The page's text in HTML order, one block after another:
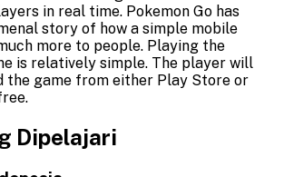
in real time. Pokemon Go has
story of how a simple mobile
more to people. Playing the
is relatively simple. The player will
the game from either Play Store or
Dipelajari